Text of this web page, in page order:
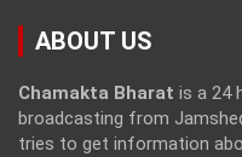
ABOUT US
Chamakta Bharat is a 24
broadcasting from
tries to get information